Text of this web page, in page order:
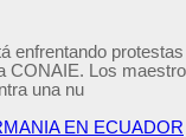
enfrentando
CONAIE. Los
una nu
EN ECUADOR